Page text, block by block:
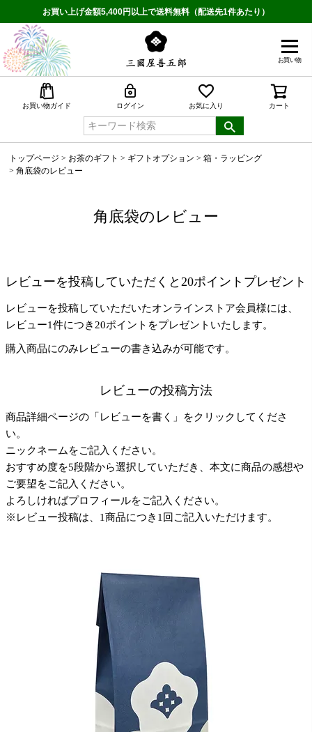
お買い上げ金額5,400円以上で送料無料（配送先1件あたり）
お買い物
お買い物ガイド ログイン お気に入り カート
トップページ お茶のギフト ギフトオプション
箱・ラッピング
角底袋のレビュー
角底袋のレビュー
レビューを投稿していただくと20ポイントプレゼント
レビューを投稿していただいたオンラインストア会員様には、
レビュー1件につき20ポイントをプレゼントいたします。
購入商品にのみレビューの書き込みが可能です。
レビューの投稿方法
商品詳細ページの「レビューを書く」をクリックしてくださ
い。
ニックネームをご記入ください。
おすすめ度を5段階から選択していただき、本文に商品の感想や
ご要望をご記入ください。
よろしければプロフィールをご記入ください。
※レビュー投稿は、1商品につき1回ご記入いただけます。